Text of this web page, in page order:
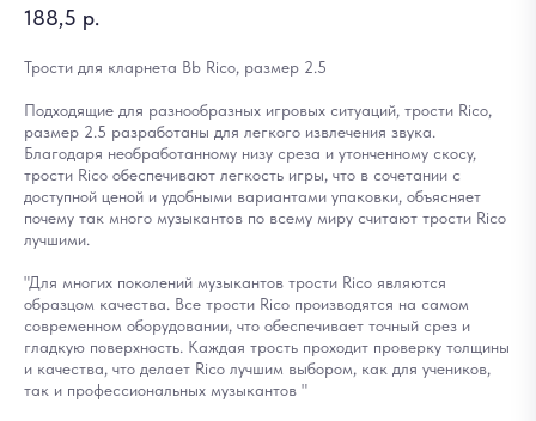
188,5 р.
Трости для кларнета Bb Rico, размер 2.5
Подходящие для разнообразных игровых ситуаций, трости Rico,
размер 2.5 разработаны для легкого извлечения звука.
Благодаря необработанному низу среза и утонченному скосу,
трости Rico обеспечивают легкость игры, что в сочетании с
доступной ценой и удобными вариантами упаковки, объясняет
почему так много музыкантов по всему миру считают трости Rico
лучшими.
"Для многих поколений музыкантов трости Rico являются
образцом качества. Все трости Rico производятся на самом
современном оборудовании, что обеспечивает точный срез и
гладкую поверхность. Каждая трость проходит проверку толщины
и качества, что делает Rico лучшим выбором, как для учеников,
так и профессиональных музыкантов "